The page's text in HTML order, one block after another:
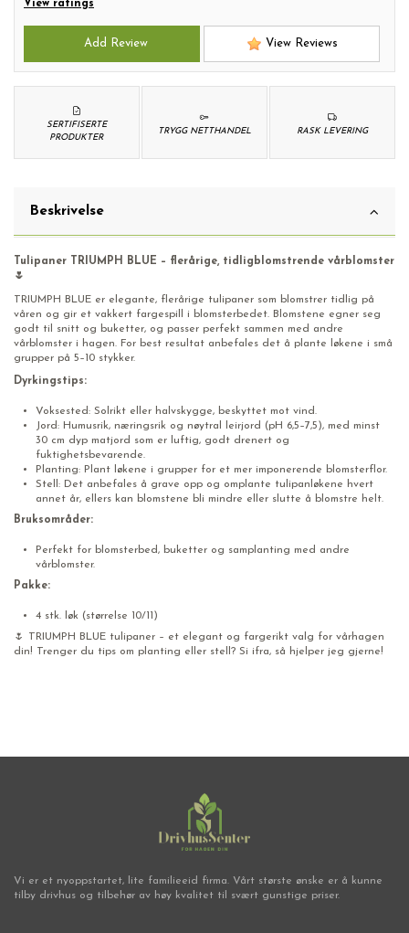
View ratings
Add Review View Reviews
RASK LEVERING
TRYGG NETTHANDEL
SERTIFISERTE
PRODUKTER
Beskrivelse
Tulipaner TRIUMPH BLUE – flerårige, tidligblomstrende vårblomster
🌷
TRIUMPH BLUE er elegante, flerårige tulipaner som blomstrer tidlig på
våren og gir et vakkert fargespill i blomsterbedet. Blomstene egner seg
godt til snitt og buketter, og passer perfekt sammen med andre
vårblomster i hagen. For best resultat anbefales det å plante løkene i små
grupper på 5–10 stykker.
Dyrkingstips:
Voksested: Solrikt eller halvskygge, beskyttet mot vind.
Jord: Humusrik, næringsrik og nøytral leirjord (pH 6,5–7,5), med minst
30 cm dyp matjord som er luftig, godt drenert og
fuktighetsbevarende.
Planting: Plant løkene i grupper for et mer imponerende blomsterflor.
Stell: Det anbefales å grave opp og omplante tulipanløkene hvert
annet år, ellers kan blomstene bli mindre eller slutte å blomstre helt.
Bruksområder:
Perfekt for blomsterbed, buketter og samplanting med andre
vårblomster.
Pakke:
4 stk. løk (størrelse 10/11)
🌷 TRIUMPH BLUE tulipaner – et elegant og fargerikt valg for vårhagen
din! Trenger du tips om planting eller stell? Si ifra, så hjelper jeg gjerne!
Vi er et nyoppstartet, lite familieeid firma. Vårt største ønske er å kunne
tilby drivhus og tilbehør av høy kvalitet til svært gunstige priser.